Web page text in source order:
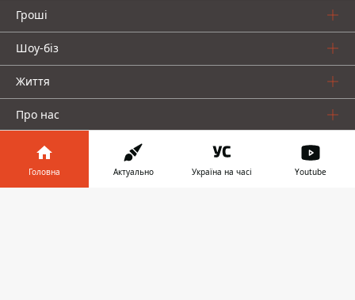
Гроші
Шоу-біз
Життя
Про нас
Головна Актуально Україна на часі Youtube